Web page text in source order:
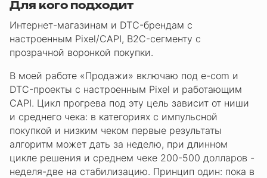
Для кого подходит
Интернет-магазинам и DTC-брендам с
настроенным Pixel/CAPI, B2C-сегменту с
прозрачной воронкой покупки.
В моей работе «Продажи» включаю под e-com и
DTC-проекты с настроенным Pixel и работающим
CAPI. Цикл прогрева под эту цель зависит от ниши
и среднего чека: в категориях с импульсной
покупкой и низким чеком первые результаты
алгоритм может дать за неделю, при длинном
цикле решения и среднем чеке 200-500 долларов -
неделя-две на стабилизацию. Принцип один: пока в